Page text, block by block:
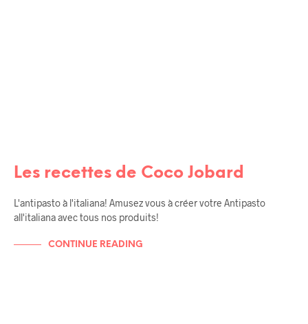
Les recettes de Coco Jobard
L'antipasto à l'italiana! Amusez vous à créer votre Antipasto
all'italiana avec tous nos produits!
CONTINUE READING